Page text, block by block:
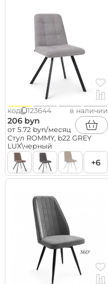
код 123644 в наличии
206 byn
от 5.72 byn/месяц
Стул ROMMY, b22 GREY
LUX\черный
+6